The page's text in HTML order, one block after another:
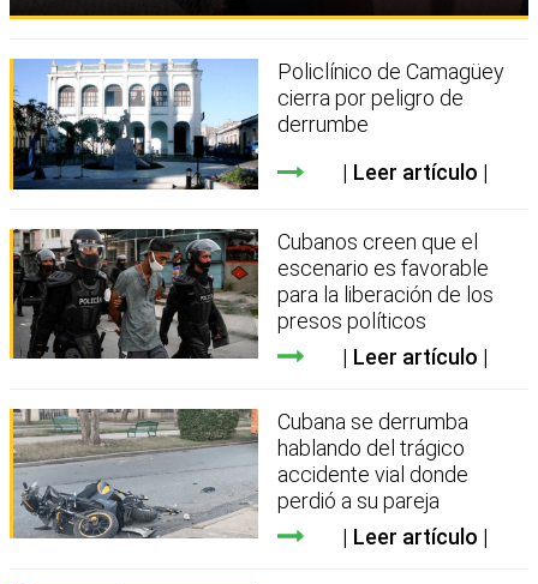
Policlínico de Camagüey
cierra por peligro de
derrumbe
Leer artículo
Cubanos creen que el
escenario es favorable
para la liberación de los
presos políticos
Leer artículo
Cubana se derrumba
hablando del trágico
accidente vial donde
perdió a su pareja
Leer artículo